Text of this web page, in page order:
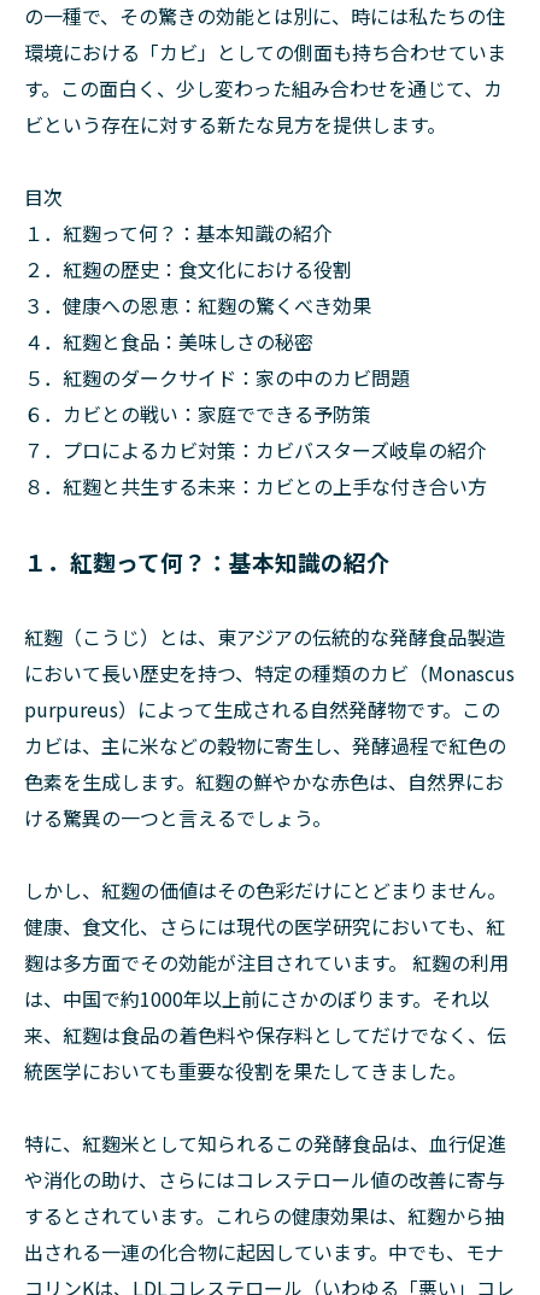
の一種で、その驚きの効能とは別に、時には私たちの住
環境における「カビ」としての側面も持ち合わせていま
す。この面白く、少し変わった組み合わせを通じて、カ
ビという存在に対する新たな見方を提供します。
目次
１．紅麴って何？：基本知識の紹介
２．紅麴の歴史：食文化における役割
３．健康への恩恵：紅麴の驚くべき効果
４．紅麴と食品：美味しさの秘密
５．紅麴のダークサイド：家の中のカビ問題
６．カビとの戦い：家庭でできる予防策
７．プロによるカビ対策：カビバスターズ岐阜の紹介
８．紅麴と共生する未来：カビとの上手な付き合い方
１．紅麴って何？：基本知識の紹介
紅麴（こうじ）とは、東アジアの伝統的な発酵食品製造
において長い歴史を持つ、特定の種類のカビ（Monascus
purpureus）によって生成される自然発酵物です。この
カビは、主に米などの穀物に寄生し、発酵過程で紅色の
色素を生成します。紅麴の鮮やかな赤色は、自然界にお
ける驚異の一つと言えるでしょう。
しかし、紅麴の価値はその色彩だけにとどまりません。
健康、食文化、さらには現代の医学研究においても、紅
麴は多方面でその効能が注目されています。 紅麴の利用
は、中国で約1000年以上前にさかのぼります。それ以
来、紅麴は食品の着色料や保存料としてだけでなく、伝
統医学においても重要な役割を果たしてきました。
特に、紅麴米として知られるこの発酵食品は、血行促進
や消化の助け、さらにはコレステロール値の改善に寄与
するとされています。これらの健康効果は、紅麴から抽
出される一連の化合物に起因しています。中でも、モナ
コリンKは、LDLコレステロール（いわゆる「悪い」コレ